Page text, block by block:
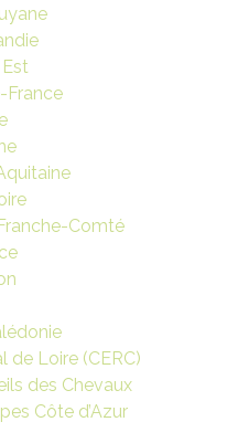
France
Comté
de Loire (CERC)
des Chevaux
Côte d’Azur